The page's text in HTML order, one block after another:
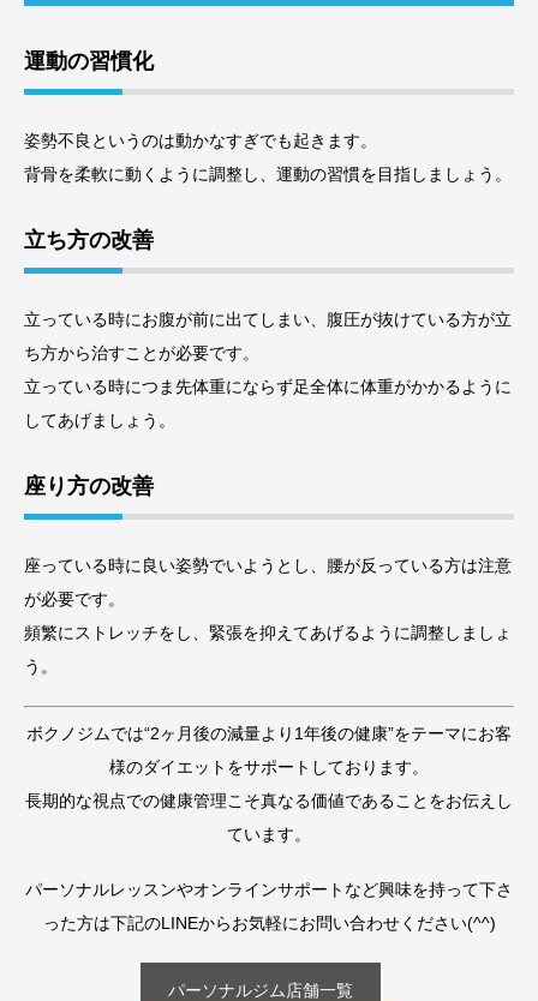
運動の習慣化
姿勢不良というのは動かなすぎでも起きます。
背骨を柔軟に動くように調整し、運動の習慣を目指しましょう。
立ち方の改善
立っている時にお腹が前に出てしまい、腹圧が抜けている方が立
ち方から治すことが必要です。
立っている時につま先体重にならず足全体に体重がかかるように
してあげましょう。
座り方の改善
座っている時に良い姿勢でいようとし、腰が反っている方は注意
が必要です。
頻繁にストレッチをし、緊張を抑えてあげるように調整しましょ
う。
ボクノジムでは“2ヶ月後の減量より1年後の健康”をテーマにお客
様のダイエットをサポートしております。
長期的な視点での健康管理こそ真なる価値であることをお伝えし
ています。
パーソナルレッスンやオンラインサポートなど興味を持って下さ
った方は下記のLINEからお気軽にお問い合わせください(^^)
パーソナルジム店舗一覧